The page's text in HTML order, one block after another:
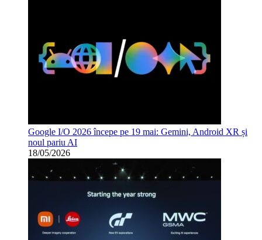
Google I/O 2026 începe pe 19 mai: Gemini, Android XR și
noul pariu AI
18/05/2026